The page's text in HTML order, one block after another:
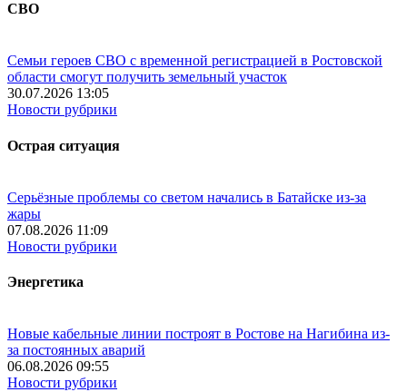
СВО
Семьи героев СВО с временной регистрацией в Ростовской
области смогут получить земельный участок
30.07.2026 13:05
Новости рубрики
Острая ситуация
Серьёзные проблемы со светом начались в Батайске из-за
жары
07.08.2026 11:09
Новости рубрики
Энергетика
Новые кабельные линии построят в Ростове на Нагибина из-
за постоянных аварий
06.08.2026 09:55
Новости рубрики